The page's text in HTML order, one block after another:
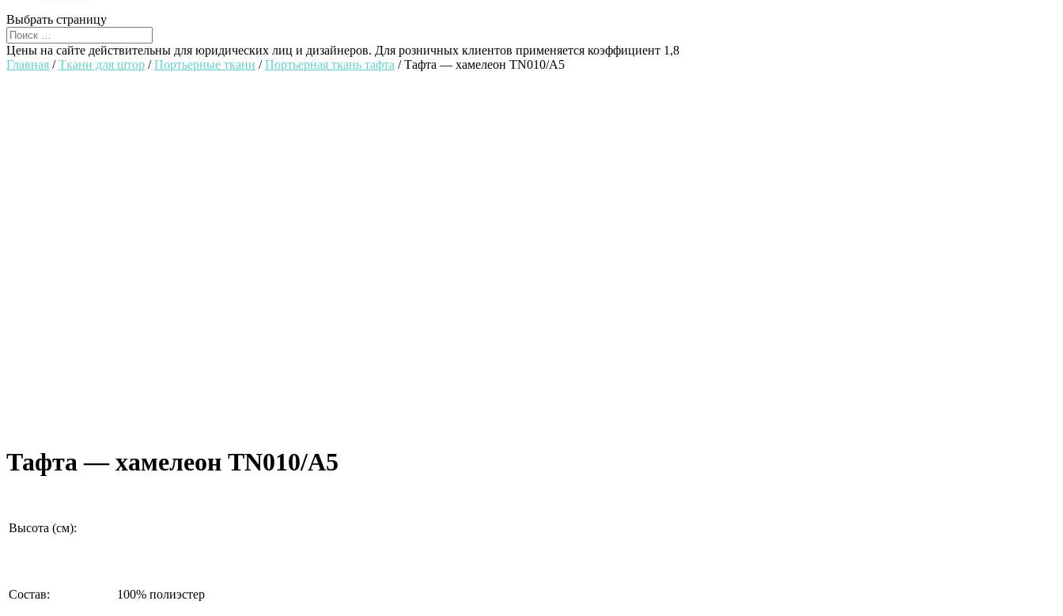
Выбрать страницу
Цены на сайте действительны для юридических лиц и дизайнеров. Для розничных клиентов применяется коэффициент 1,8
Главная /Ткани для штор /Портьерные ткани /Портьерная ткань тафта / Тафта — хамелеон ТN010/А5
Тафта — хамелеон ТN010/А5
Высота (см):
Состав: 100% полиэстер